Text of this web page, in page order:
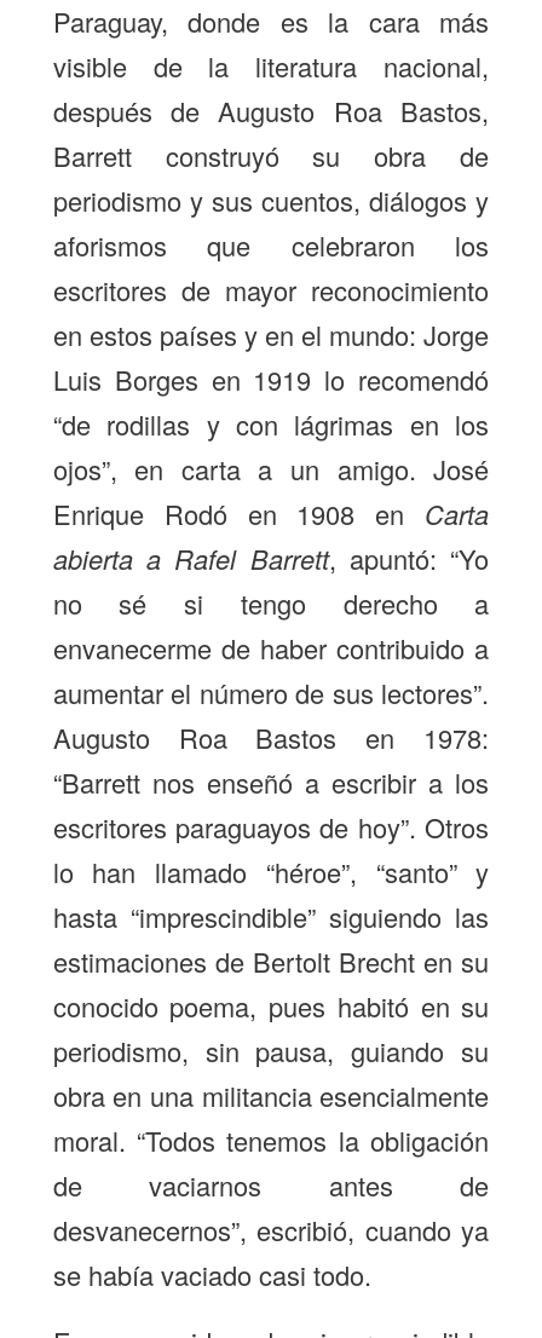
Paraguay, donde es la cara más
visible de la literatura nacional,
después de Augusto Roa Bastos,
Barrett construyó su obra de
periodismo y sus cuentos, diálogos y
aforismos que celebraron los
escritores de mayor reconocimiento
en estos países y en el mundo: Jorge
Luis Borges en 1919 lo recomendó
“de rodillas y con lágrimas en los
ojos”, en carta a un amigo. José
Enrique Rodó en 1908 en Carta
abierta a Rafel Barrett, apuntó: “Yo
no sé si tengo derecho a
envanecerme de haber contribuido a
aumentar el número de sus lectores”.
Augusto Roa Bastos en 1978:
“Barrett nos enseñó a escribir a los
escritores paraguayos de hoy”. Otros
lo han llamado “héroe”, “santo” y
hasta “imprescindible” siguiendo las
estimaciones de Bertolt Brecht en su
conocido poema, pues habitó en su
periodismo, sin pausa, guiando su
obra en una militancia esencialmente
moral. “Todos tenemos la obligación
de vaciarnos antes de
desvanecernos”, escribió, cuando ya
se había vaciado casi todo.